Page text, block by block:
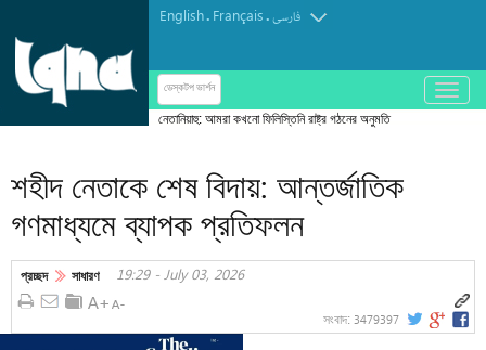
English. Français.فارسی
ডেস্কটপ ভার্শন
باز
و
নেতানিয়াহু: আমরা কখনো ফিলিস্তিনি রাষ্ট্র গঠনের অনুমতি
শহীদ নেতাকে শেষ বিদায়: আন্তর্জাতিক
গণমাধ্যমে ব্যাপক প্রতিফলন
প্রচ্ছদ সাধারণ 19:29 - July 03, 2026
সংবাদ: 3479397